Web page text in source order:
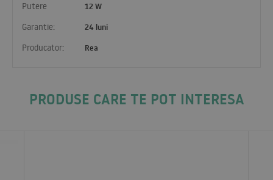
Putere
12 W
Garantie:
24 luni
Producator:
Rea
PRODUSE CARE TE POT INTERESA